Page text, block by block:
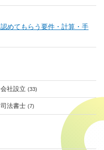
めてもらう要件・計算・手
会社設立 (33)
司法書士 (7)